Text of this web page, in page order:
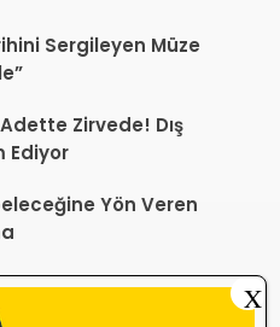
Sergileyen Müze
Zirvede! Dış
Ediyor
Yön Veren
ve Zegna ile
Şık Bir Başlangıç
X